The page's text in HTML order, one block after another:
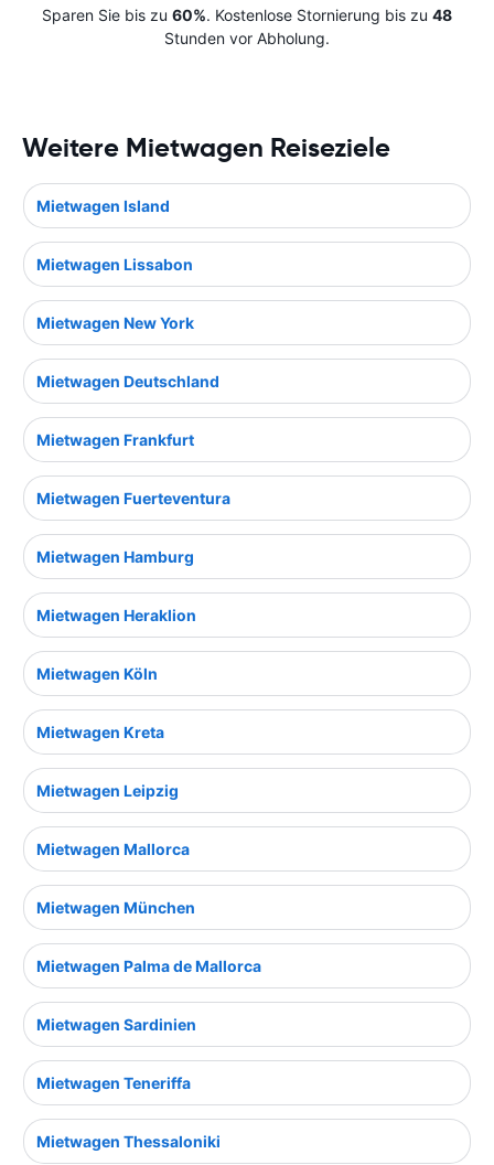
Sparen Sie bis zu 60%. Kostenlose Stornierung bis zu 48
Stunden vor Abholung.
Weitere Mietwagen Reiseziele
Mietwagen Island
Mietwagen Lissabon
Mietwagen New York
Mietwagen Deutschland
Mietwagen Frankfurt
Mietwagen Fuerteventura
Mietwagen Hamburg
Mietwagen Heraklion
Mietwagen Köln
Mietwagen Kreta
Mietwagen Leipzig
Mietwagen Mallorca
Mietwagen München
Mietwagen Palma de Mallorca
Mietwagen Sardinien
Mietwagen Teneriffa
Mietwagen Thessaloniki